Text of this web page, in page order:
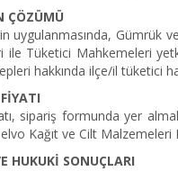
ÇÖZÜMÜ
uygulanmasında, Gümrük
Tüketici Mahkemeleri
hakkında ilçe/il tüketici
sipariş formunda yer
Kağıt ve Cilt
HUKUKİ SONUÇLARI